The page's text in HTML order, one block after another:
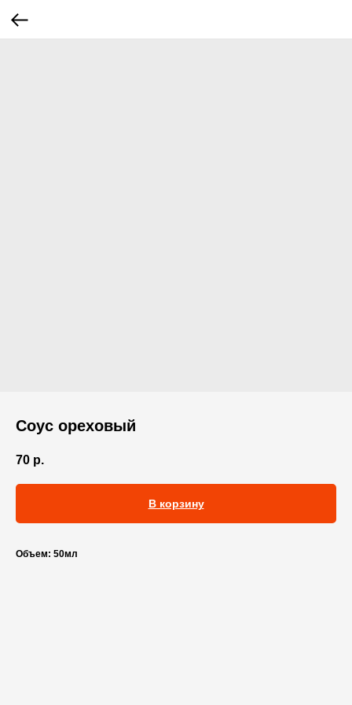
Соус ореховый
70 р.
В корзину
Объем: 50мл